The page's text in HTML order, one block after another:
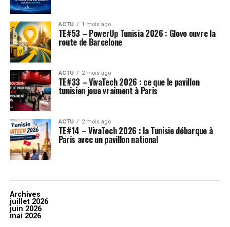
ACTU 1 mois ago
TE#53 – PowerUp Tunisia 2026 : Glovo ouvre la
route de Barcelone
ACTU 2 mois ago
TE#33 – VivaTech 2026 : ce que le pavillon
tunisien joue vraiment à Paris
ACTU 2 mois ago
TE#14 – VivaTech 2026 : la Tunisie débarque à
Paris avec un pavillon national
Archives
juillet 2026
juin 2026
mai 2026